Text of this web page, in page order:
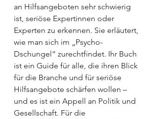
an Hilfsangeboten sehr schwierig
ist, seriöse Expertinnen oder
Experten zu erkennen. Sie erläutert,
wie man sich im „Psycho-
Dschungel“ zurechtfindet. Ihr Buch
ist ein Guide für alle, die ihren Blick
für die Branche und für seriöse
Hilfsangebote schärfen wollen –
und es ist ein Appell an Politik und
Gesellschaft. Für die